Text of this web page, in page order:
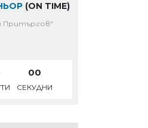
(ON TIME)
Притъргов"
00
СЕКУДНИ